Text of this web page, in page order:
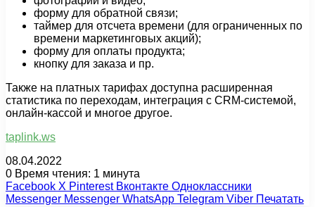
форму для обратной связи;
таймер для отсчета времени (для ограниченных по
времени маркетинговых акций);
форму для оплаты продукта;
кнопку для заказа и пр.
Также на платных тарифах доступна расширенная
статистика по переходам, интеграция с CRM-системой,
онлайн-кассой и многое другое.
taplink.ws
08.04.2022
0 Время чтения: 1 минута
Facebook X Pinterest Вконтакте Одноклассники
Messenger Messenger WhatsApp Telegram Viber Печатать